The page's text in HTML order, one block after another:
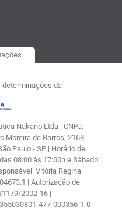
determinações da
Nakano Ltda | CNPJ:
Moreira de Barros, 2168 -
Paulo - SP | Horário de
08:00 às 17:00h e Sábado
Vitória Regina
| Autorização de
2002-16 |
477-000356-1-0